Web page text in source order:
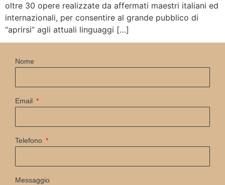
oltre 30 opere realizzate da affermati maestri italiani ed
internazionali, per consentire al grande pubblico di
“aprirsi” agli attuali linguaggi […]
Nome
Email
Telefono
Messaggio